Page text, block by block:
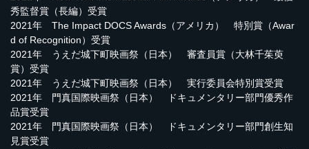
秀監督賞（長編）受賞
2021年 The Impact DOCS Awards（アメリカ） 特別賞（Awar
d of Recognition）受賞
2021年 うえだ城下町映画祭（日本） 審査員賞（大林千茱萸
賞）受賞
2021年 うえだ城下町映画祭（日本） 実行委員会特別賞受賞
2021年 門真国際映画祭（日本） ドキュメンタリー部門優秀作
品賞受賞
2021年 門真国際映画祭（日本） ドキュメンタリー部門創生知
見賞受賞